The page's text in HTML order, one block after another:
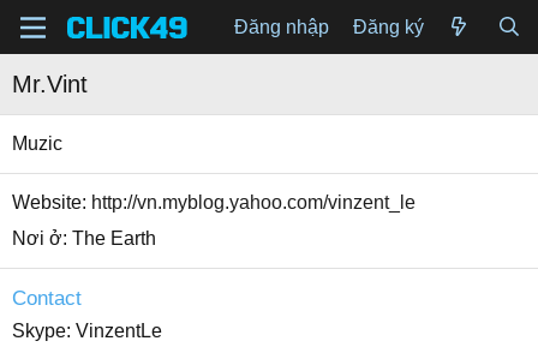
Đăng nhập Đăng ký
Mr.Vint
Muzic
Website http://vn.myblog.yahoo.com/vinzent_le
Nơi ở The Earth
Contact
Skype VinzentLe